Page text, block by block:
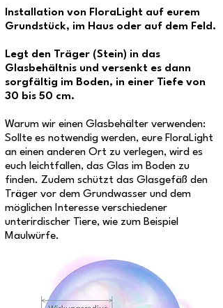
Installation von FloraLight auf eurem
Grundstück, im Haus oder auf dem Feld.
Legt den Träger (Stein) in das
Glasbehältnis und versenkt es dann
sorgfältig im Boden, in einer Tiefe von
30 bis 50 cm.
Warum wir einen Glasbehälter verwenden:
Sollte es notwendig werden, eure FloraLight
an einen anderen Ort zu verlegen, wird es
euch leichtfallen, das Glas im Boden zu
finden. Zudem schützt das Glasgefäß den
Träger vor dem Grundwasser und dem
möglichen Interesse verschiedener
unterirdischer Tiere, wie zum Beispiel
Maulwürfe.